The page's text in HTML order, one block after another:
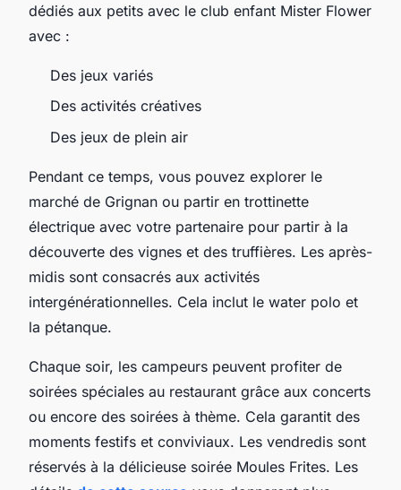
dédiés aux petits avec le club enfant Mister Flower
avec :
Des jeux variés
Des activités créatives
Des jeux de plein air
Pendant ce temps, vous pouvez explorer le
marché de Grignan ou partir en trottinette
électrique avec votre partenaire pour partir à la
découverte des vignes et des truffières. Les après-
midis sont consacrés aux activités
intergénérationnelles. Cela inclut le water polo et
la pétanque.
Chaque soir, les campeurs peuvent profiter de
soirées spéciales au restaurant grâce aux concerts
ou encore des soirées à thème. Cela garantit des
moments festifs et conviviaux. Les vendredis sont
réservés à la délicieuse soirée Moules Frites. Les